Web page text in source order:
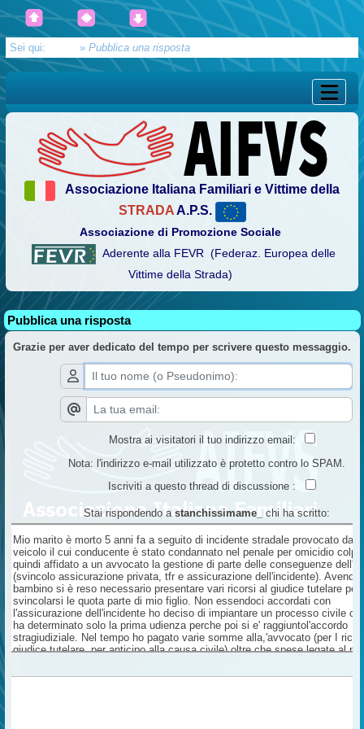
Sei qui: » Pubblica una risposta
Associazione Italiana Familiari e Vittime della
STRADAA.P.S.
Associazione di Promozione Sociale
Aderente alla FEVR (Federaz. Europea delle
Vittime della Strada)
Pubblica una risposta
Grazie per aver dedicato del tempo per scrivere questo messaggio.
Mostra ai visitatori il tuo indirizzo email:
Nota: l'indirizzo e-mail utilizzato è protetto contro lo SPAM.
Iscriviti a questo thread di discussione :
Stai rispondendo astanchissimame_ chi ha scritto:
Mio marito è morto 5 anni fa a seguito di incidente stradale provocato da
veicolo il cui conducente è stato condannato nel penale per omicidio
quindi affidato a un avvocato la gestione di parte delle conseguenze
(svincolo assicurazione privata, tfr e assicurazione dell'incidente). Avendo
bambino si è reso necessario presentare vari ricorsi al giudice tutelare per
svincolarsi le quota parte di mio figlio. Non essendoci accordati con
l'assicurazione dell'incidente ho deciso di impiantare un processo civile
ha determinato solo la prima udienza perche poi si e' raggiuntol'accordo
stragiudiziale. Nel tempo ho pagato varie somme alla,'avvocato (per I
giudice tutelare, per anticipo alla causa civile) oltre che spese legate al
consulenze da depositare in tribunale (solo il conteggio per la proiezione